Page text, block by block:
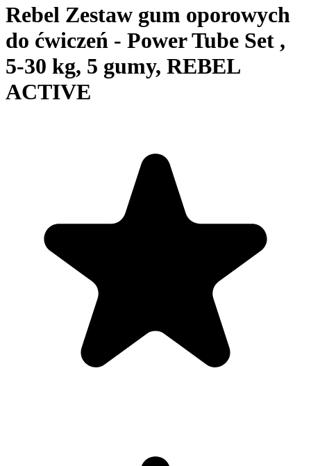
Rebel Zestaw gum oporowych
do ćwiczeń - Power Tube Set ,
5-30 kg, 5 gumy, REBEL
ACTIVE